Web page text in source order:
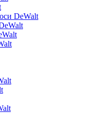
DeWalt